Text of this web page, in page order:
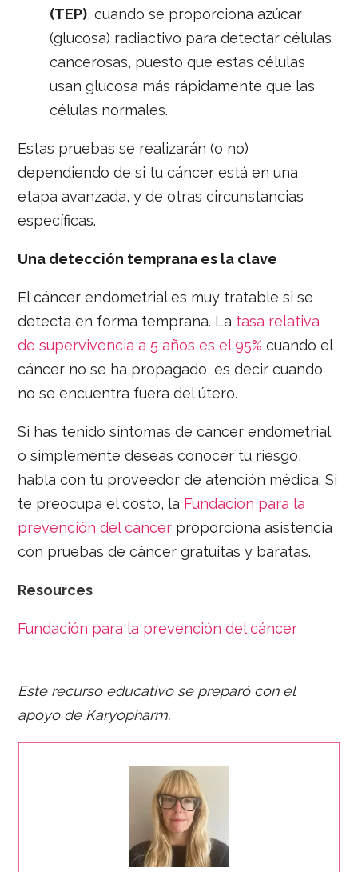
(TEP), cuando se proporciona azúcar
(glucosa) radiactivo para detectar células
cancerosas, puesto que estas células
usan glucosa más rápidamente que las
células normales.
Estas pruebas se realizarán (o no)
dependiendo de si tu cáncer está en una
etapa avanzada, y de otras circunstancias
específicas.
Una detección temprana es la clave
El cáncer endometrial es muy tratable si se
detecta en forma temprana. La tasa relativa
de supervivencia a 5 años es el 95% cuando el
cáncer no se ha propagado, es decir cuando
no se encuentra fuera del útero.
Si has tenido síntomas de cáncer endometrial
o simplemente deseas conocer tu riesgo,
habla con tu proveedor de atención médica. Si
te preocupa el costo, la Fundación para la
prevención del cáncer proporciona asistencia
con pruebas de cáncer gratuitas y baratas.
Resources
Fundación para la prevención del cáncer
Este recurso educativo se preparó con el
apoyo de Karyopharm.